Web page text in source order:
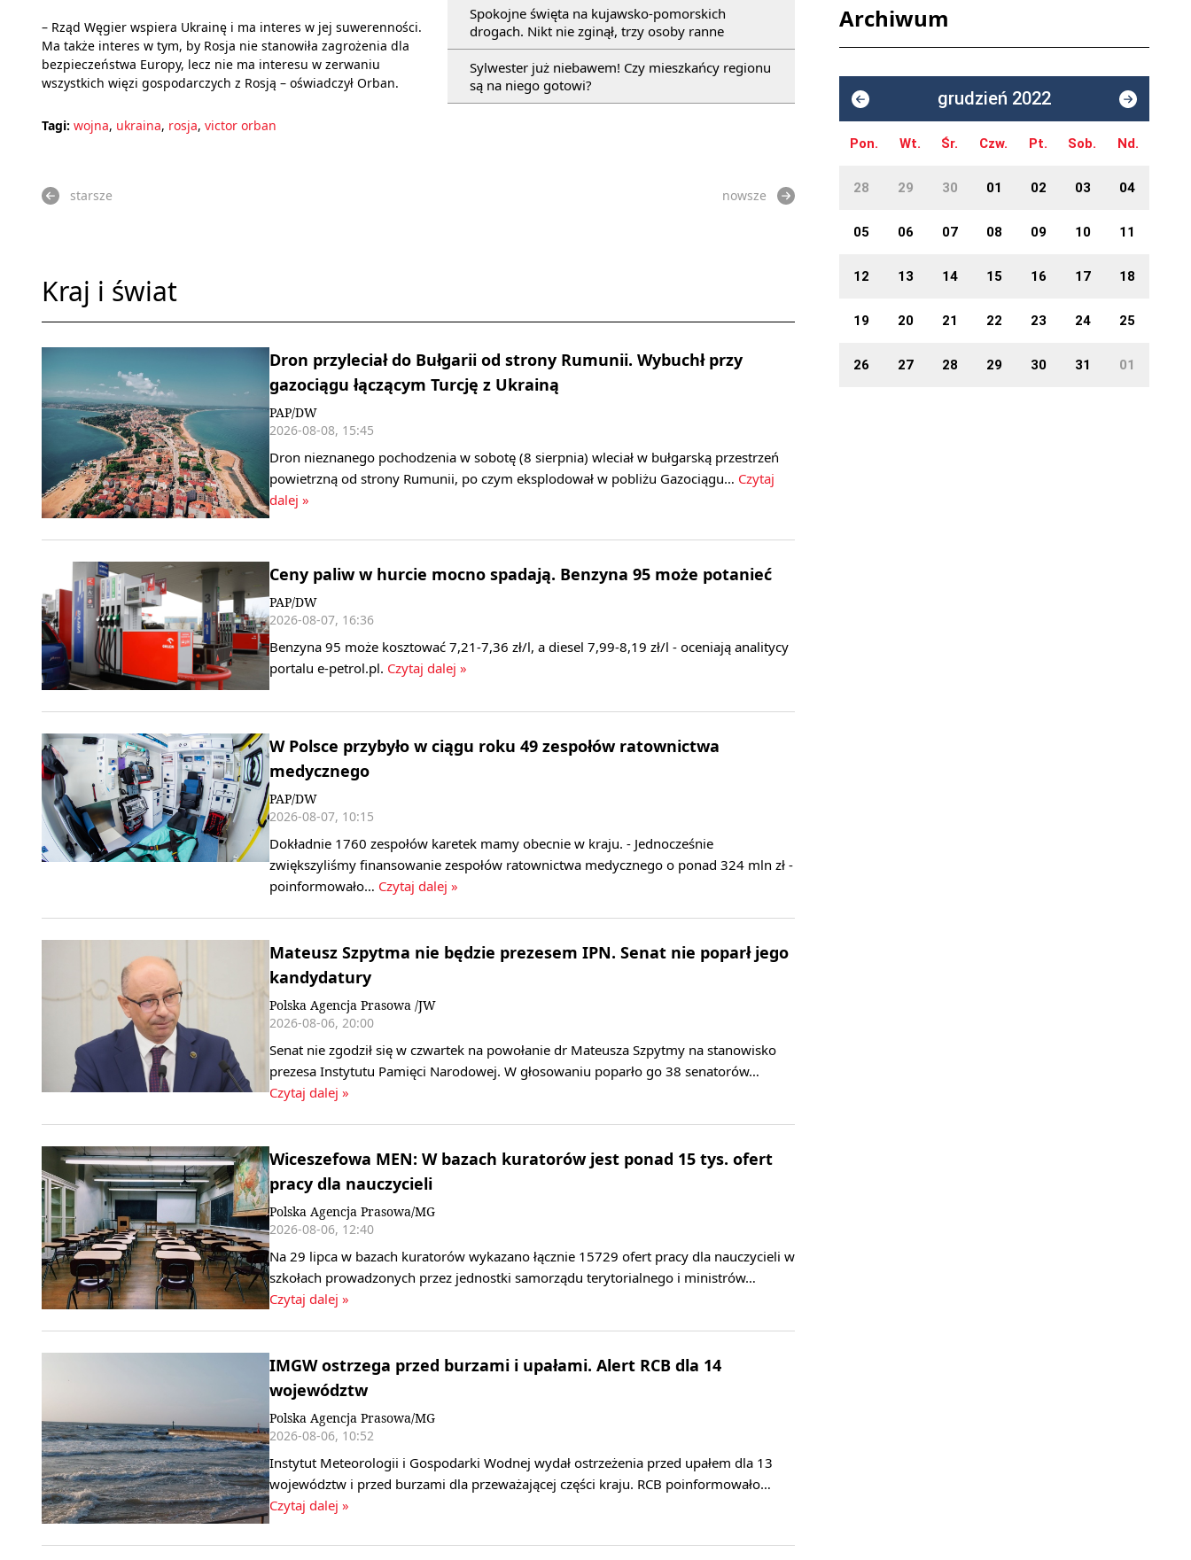
Spokojne święta na kujawsko-pomorskich
drogach. Nikt nie zginął, trzy osoby ranne
Sylwester już niebawem! Czy mieszkańcy regionu
są na niego gotowi?
– Rząd Węgier wspiera Ukrainę i ma interes w jej suwerenności.
Ma także interes w tym, by Rosja nie stanowiła zagrożenia dla
bezpieczeństwa Europy, lecz nie ma interesu w zerwaniu
wszystkich więzi gospodarczych z Rosją – oświadczył Orban.
Tagi: wojna, ukraina, rosja, victor orban
starsze nowsze
Kraj i świat
Dron przyleciał do Bułgarii od strony Rumunii. Wybuchł przy
gazociągu łączącym Turcję z Ukrainą
PAP/DW
2026-08-08, 15:45
Dron nieznanego pochodzenia w sobotę (8 sierpnia) wleciał w bułgarską przestrzeń
powietrzną od strony Rumunii, po czym eksplodował w pobliżu Gazociągu… Czytaj
dalej »
Ceny paliw w hurcie mocno spadają. Benzyna 95 może potanieć
PAP/DW
2026-08-07, 16:36
Benzyna 95 może kosztować 7,21-7,36 zł/l, a diesel 7,99-8,19 zł/l - oceniają analitycy
portalu e-petrol.pl. Czytaj dalej »
W Polsce przybyło w ciągu roku 49 zespołów ratownictwa
medycznego
PAP/DW
2026-08-07, 10:15
Dokładnie 1760 zespołów karetek mamy obecnie w kraju. - Jednocześnie
zwiększyliśmy finansowanie zespołów ratownictwa medycznego o ponad 324 mln zł -
poinformowało… Czytaj dalej »
Mateusz Szpytma nie będzie prezesem IPN. Senat nie poparł jego
kandydatury
Polska Agencja Prasowa /JW
2026-08-06, 20:00
Senat nie zgodził się w czwartek na powołanie dr Mateusza Szpytmy na stanowisko
prezesa Instytutu Pamięci Narodowej. W głosowaniu poparło go 38 senatorów…
Czytaj dalej »
Wiceszefowa MEN: W bazach kuratorów jest ponad 15 tys. ofert
pracy dla nauczycieli
Polska Agencja Prasowa/MG
2026-08-06, 12:40
Na 29 lipca w bazach kuratorów wykazano łącznie 15729 ofert pracy dla nauczycieli w
szkołach prowadzonych przez jednostki samorządu terytorialnego i ministrów…
Czytaj dalej »
IMGW ostrzega przed burzami i upałami. Alert RCB dla 14
województw
Polska Agencja Prasowa/MG
2026-08-06, 10:52
Instytut Meteorologii i Gospodarki Wodnej wydał ostrzeżenia przed upałem dla 13
województw i przed burzami dla przeważającej części kraju. RCB poinformowało…
Czytaj dalej »
Archiwum
grudzień 2022
Pon. Wt. Śr. Czw. Pt. Sob. Nd.
28 29 30 01 02 03 04
05 06 07 08 09 10 11
12 13 14 15 16 17 18
19 20 21 22 23 24 25
26 27 28 29 30 31 01